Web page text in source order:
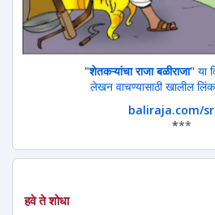
"शेतकऱ्यांचा राजा बळीराजा"या
लेखन वाचण्यासाठी खालील
baliraja.com/
***
हवे ते शोधा